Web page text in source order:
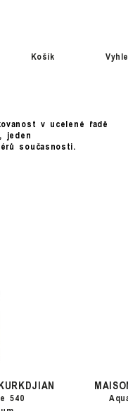
Košík
v ucelené řadě
jeden
současnosti.
540